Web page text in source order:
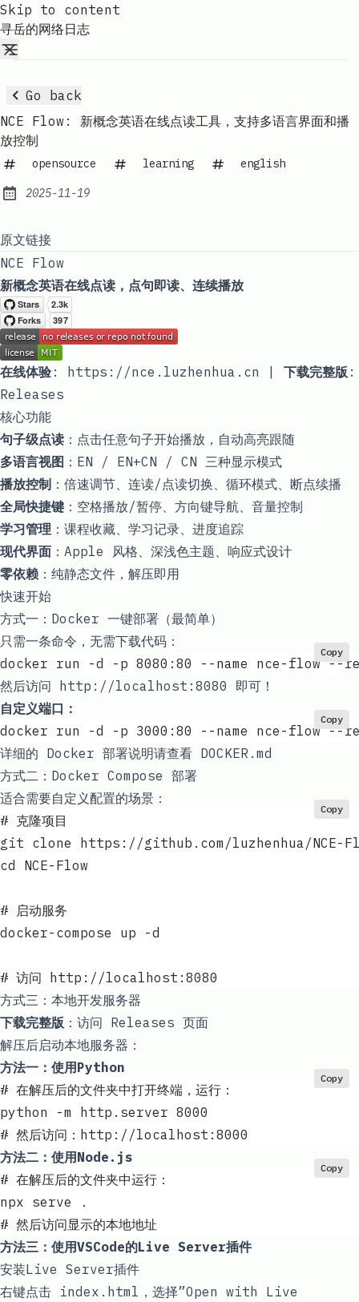
Skip to content
寻岳的网络日志
Go back
NCE Flow: 新概念英语在线点读工具，支持多语言界面和播
放控制
opensource learning english
Published:
2025-11-19
原文链接
NCE Flow
新概念英语在线点读，点句即读、连续播放
在线体验 : https://nce.luzhenhua.cn 下载完整版 :
Releases
核心功能
句子级点读 ：点击任意句子开始播放，自动高亮跟随
多语言视图 ：EN / EN+CN / CN 三种显示模式
播放控制 ：倍速调节、连读/点读切换、循环模式、断点续播
全局快捷键 ：空格播放/暂停、方向键导航、音量控制
学习管理 ：课程收藏、学习记录、进度追踪
现代界面 ：Apple 风格、深浅色主题、响应式设计
零依赖 ：纯静态文件，解压即用
快速开始
方式一：Docker 一键部署（最简单）
只需一条命令，无需下载代码：
docker run -d -p 8080:80 --name nce-flow --
Copy
然后访问 http://localhost:8080 即可！
自定义端口：
docker run -d -p 3000:80 --name nce-flow --
Copy
详细的 Docker 部署说明请查看 DOCKER.md
方式二：Docker Compose 部署
适合需要自定义配置的场景：
# 克隆项目
git clone https://github.com/luzhenhua/NCE-
cd NCE-Flow
# 启动服务
docker-compose up -d
# 访问 http://localhost:8080
Copy
方式三：本地开发服务器
下载完整版 ： 访问 Releases 页面
解压后启动本地服务器：
方法一：使用Python
# 在解压后的文件夹中打开终端，运行：
python -m http.server 8000
# 然后访问：http://localhost:8000
Copy
方法二：使用Node.js
# 在解压后的文件夹中运行：
npx serve .
# 然后访问显示的本地地址
Copy
方法三：使用VSCode的Live Server插件
安装Live Server插件
右键点击 index.html ，选择”Open with Live